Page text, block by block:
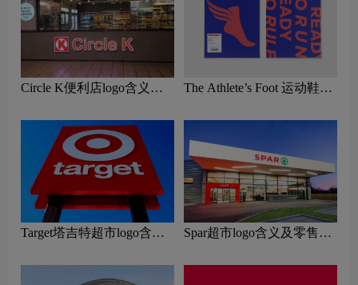
Circle K便利店logo含义及
The Athlete’s Foot 运动鞋零
Target塔吉特超市logo含义
Spar超市logo含义及零售品